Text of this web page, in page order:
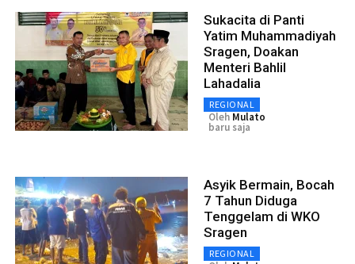
Sukacita di Panti
Yatim Muhammadiyah
Sragen, Doakan
Menteri Bahlil
Lahadalia
REGIONAL
Oleh Mulato
baru saja
Asyik Bermain, Bocah
7 Tahun Diduga
Tenggelam di WKO
Sragen
REGIONAL